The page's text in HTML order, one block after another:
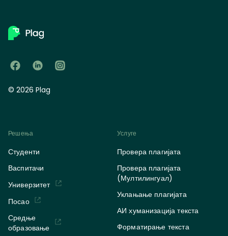
© 2026 Plag
Решења
Студенти
Васпитачи
Универзитет
Посао
Средње
образовање
Услуге
Провера плагијата
Провера плагијата
(Мултилингуал)
Уклањање плагијата
АИ хуманизација текста
Форматирање текста